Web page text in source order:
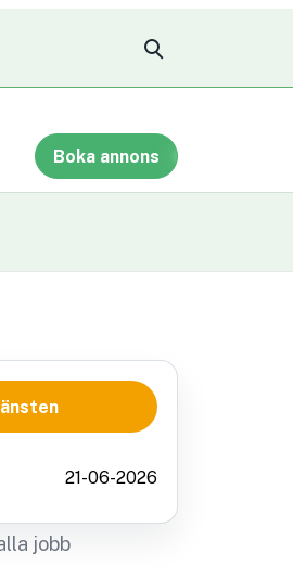
Boka annons
21-06-2026
jobb